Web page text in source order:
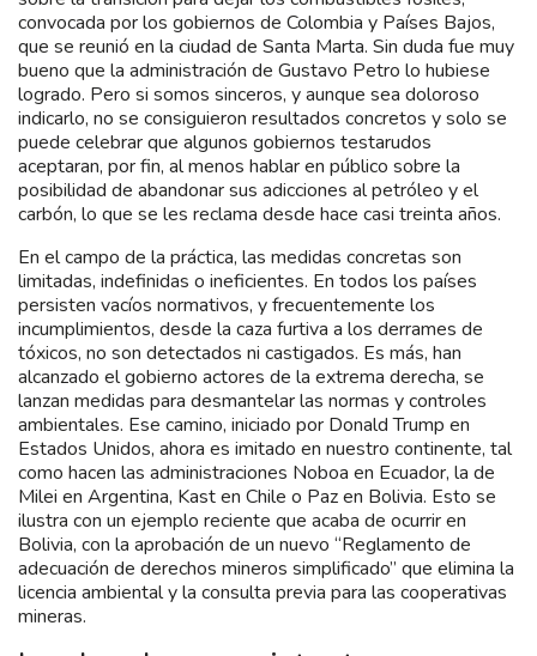
convocada por los gobiernos de Colombia y Países Bajos,
que se reunió en la ciudad de Santa Marta. Sin duda fue muy
bueno que la administración de Gustavo Petro lo hubiese
logrado. Pero si somos sinceros, y aunque sea doloroso
indicarlo, no se consiguieron resultados concretos y solo se
puede celebrar que algunos gobiernos testarudos
aceptaran, por fin, al menos hablar en público sobre la
posibilidad de abandonar sus adicciones al petróleo y el
carbón, lo que se les reclama desde hace casi treinta años.
En el campo de la práctica, las medidas concretas son
limitadas, indefinidas o ineficientes. En todos los países
persisten vacíos normativos, y frecuentemente los
incumplimientos, desde la caza furtiva a los derrames de
tóxicos, no son detectados ni castigados. Es más, han
alcanzado el gobierno actores de la extrema derecha, se
lanzan medidas para desmantelar las normas y controles
ambientales. Ese camino, iniciado por Donald Trump en
Estados Unidos, ahora es imitado en nuestro continente, tal
como hacen las administraciones Noboa en Ecuador, la de
Milei en Argentina, Kast en Chile o Paz en Bolivia. Esto se
ilustra con un ejemplo reciente que acaba de ocurrir en
Bolivia, con la aprobación de un nuevo “Reglamento de
adecuación de derechos mineros simplificado” que elimina la
licencia ambiental y la consulta previa para las cooperativas
mineras.